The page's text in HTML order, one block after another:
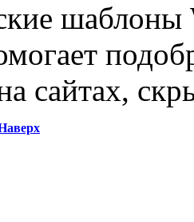
шаблоны
сайтах,